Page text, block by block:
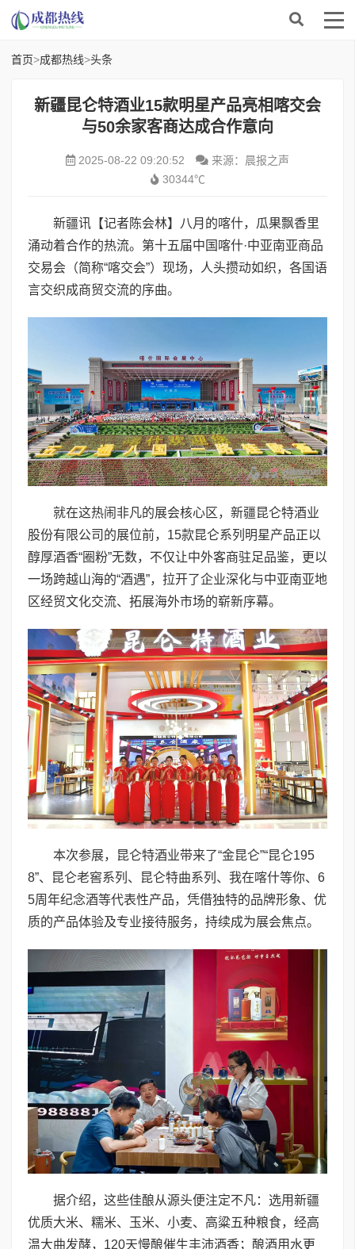
首页>成都热线>头条
新疆昆仑特酒业15款明星产品亮相喀交会
与50余家客商达成合作意向
2025-08-22 09:20:52
来源：晨报之声
30344℃
新疆讯【记者陈会林】
八月的喀什，瓜果飘香里
涌动着合作的热流。第十五届中国喀什·中亚南亚商品
交易会（简称“喀交会”）现场，人头攒动如织，各国语
言交织成商贸交流的序曲。
就在这热闹非凡的展会核心区，新疆昆仑特酒业
股份有限公司的展位前，15款昆仑系列明星产品正以
醇厚酒香“圈粉”无数，不仅让中外客商驻足品鉴，更以
一场跨越山海的“酒遇”，拉开了企业深化与中亚南亚地
区经贸文化交流、拓展海外市场的崭新序幕。
本次参展，昆仑特酒业带来了“金昆仑”“昆仑195
8”、昆仑老窖系列、昆仑特曲系列、我在喀什等你、6
5周年纪念酒等代表性产品，凭借独特的品牌形象、优
质的产品体验及专业接待服务，持续成为展会焦点。
据介绍，这些佳酿从源头便注定不凡：选用新疆
优质大米、糯米、玉米、小麦、高粱五种粮食，经高
温大曲发酵，120天慢酿催生丰沛酒香；酿酒用水更